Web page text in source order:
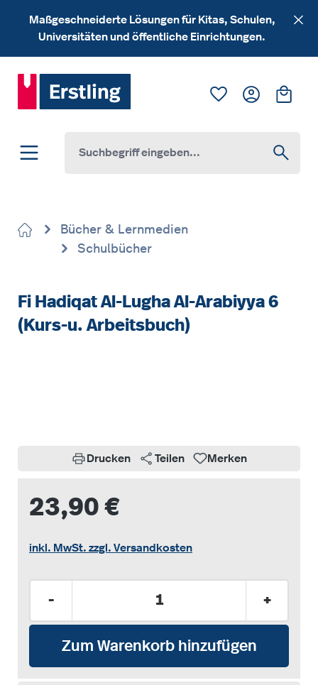
Zum Hauptinhalt springen
Maßgeschneiderte Lösungen für Kitas, Schulen,
Universitäten und öffentliche Einrichtungen.
Du hast 0
Bücher & Lernmedien
Schulbücher
Fi Hadiqat Al-Lugha Al-Arabiyya 6
(Kurs-u. Arbeitsbuch)
Drucken Teilen Merken
23,90 €
inkl. MwSt. zzgl. Versandkosten
- +
Zum Warenkorb hinzufügen